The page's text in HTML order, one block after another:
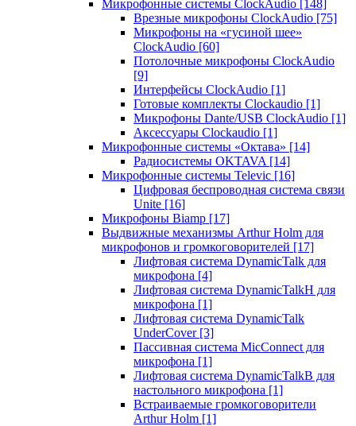
Микрофонные системы ClockAudio [148]
Врезные микрофоны ClockAudio [75]
Микрофоны на «гусиной шее»
ClockAudio [60]
Потолочные микрофоны ClockAudio
[9]
Интерфейсы ClockAudio [1]
Готовые комплекты Clockaudio [1]
Микрофоны Dante/USB ClockAudio [1]
Аксессуары Clockaudio [1]
Микрофонные системы «Октава» [14]
Радиосистемы OKTAVA [14]
Микрофонные системы Televic [16]
Цифровая беспроводная система связи
Unite [16]
Микрофоны Biamp [17]
Выдвижные механизмы Arthur Holm для
микрофонов и громкоговорителей [17]
Лифтовая система DynamicTalk для
микрофона [4]
Лифтовая система DynamicTalkH для
микрофона [1]
Лифтовая система DynamicTalk
UnderCover [3]
Пассивная система MicConnect для
микрофона [1]
Лифтовая система DynamicTalkB для
настольного микрофона [1]
Встраиваемые громкоговорители
Arthur Holm [1]